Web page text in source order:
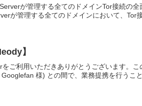
が管理する全てのドメインTor接続の
が管理する全てのドメインにおいて、Tor
】
ご利用いただきありがとうございます。
様) との間で、業務提携を行うこ